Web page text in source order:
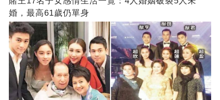
婚，最高61歲仍單身